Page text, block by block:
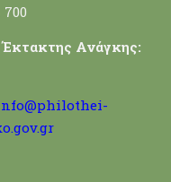
700
Ανάγκης: